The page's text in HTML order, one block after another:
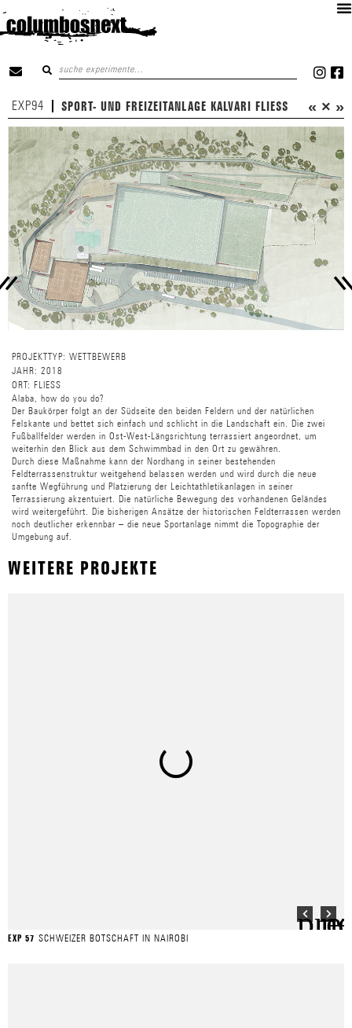
EXP94 SPORT- UND FREIZEITANLAGE KALVARI FLIESS « × »
PROJEKTTYP: WETTBEWERB
JAHR: 2018
ORT: FLIESS
Alaba, how do you do?
Der Baukörper folgt an der Südseite den beiden Feldern und der natürlichen
Felskante und bettet sich einfach und schlicht in die Landschaft ein. Die zwei
Fußballfelder werden in Ost-West-Längsrichtung terrassiert angeordnet, um
weiterhin den Blick aus dem Schwimmbad in den Ort zu gewähren.
Durch diese Maßnahme kann der Nordhang in seiner bestehenden
Feldterrassenstruktur weitgehend belassen werden und wird durch die neue
sanfte Wegführung und Platzierung der Leichtathletikanlagen in seiner
Terrassierung akzentuiert. Die natürliche Bewegung des vorhandenen Geländes
wird weitergeführt. Die bisherigen Ansätze der historischen Feldterrassen werden
noch deutlicher erkennbar – die neue Sportanlage nimmt die Topographie der
Umgebung auf
WEITERE PROJEKTE
EXP 57 SCHWEIZER BOTSCHAFT IN NAIROBI